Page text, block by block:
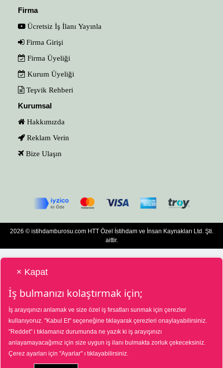
Firma
Ücretsiz İş İlanı Yayınla
Firma Girişi
Firma Üyeliği
Kurum Üyeliği
Teşvik Rehberi
Kurumsal
Hakkımızda
Reklam Verin
Bize Ulaşın
2026 © istihdamburosu.com HTT Özel İstihdam ve İnsan Kaynakları Ltd. Şti.
aittir.
HTT Bilgisayar Eğitim Destek Özel İstihdam ve İnsan Kaynakları Hizmetleri Tic.
Ltd. Şti. Özel İstihdam Bürosu 01/08/2025 - 31/07/2028 tarihleri arasında
faaliyette bulunmak üzere, Türkiye İş Kurumu tarafından 01/07/2025 tarih ve
18573287 sayılı karar uyarınca 1390 nolu belge ile faaliyet göstermektedir. 4904
sayılı kanun uyarınca iş arayanlardan ücret alınmayacak ve menfaat temin
edilmeyecektir. Şikâyetleriniz için Türkiye İş Kurumu Ankara İl Müdürlüğü
× Kapat
İş bulmanızı kolaştırmak için;
İş arayışınızı anlamak ve size özel iş fırsatları sunmak için çerezler
kullanıyoruz. "Kabul Et" seçeneğine tıklayarak çerezleri onaylayabilirsiniz.
"Reddet" i tıklamanız durumunda ne yazık ki iş arayışınızı
anlayamayacağımız için size uygun iş ilanı bulmakta zorluk çekeceksiniz.
Çerez ayarları için "Ayarlar" ı tıklayabilirsiniz.